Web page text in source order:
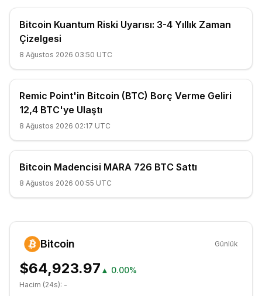
Bitcoin Kuantum Riski Uyarısı: 3-4 Yıllık Zaman
Çizelgesi
8 Ağustos 2026 03:50 UTC
Remic Point'in Bitcoin (BTC) Borç Verme Geliri
12,4 BTC'ye Ulaştı
8 Ağustos 2026 02:17 UTC
Bitcoin Madencisi MARA 726 BTC Sattı
8 Ağustos 2026 00:55 UTC
Bitcoin Günlük
$64,923.97 ▲ 0.00%
Hacim (24s): -